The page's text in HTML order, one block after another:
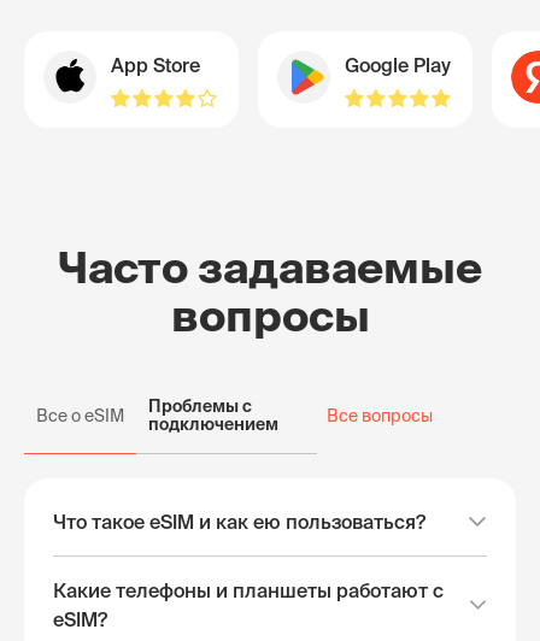
App Store Google Play
Часто задаваемые
вопросы
Все о eSIM
Проблемы с
подключением
Все вопросы
Что такое eSIM и как ею пользоваться?
Какие телефоны и планшеты работают с
eSIM?